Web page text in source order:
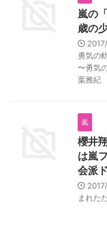
嵐の
歳の
勇気の
〜勇気
葉雅紀
嵐
櫻井
は嵐
会派
まれた